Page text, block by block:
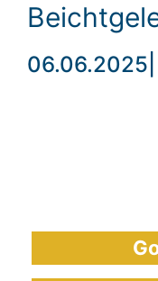
06.06.2025